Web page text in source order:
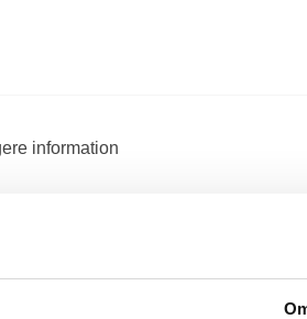
information